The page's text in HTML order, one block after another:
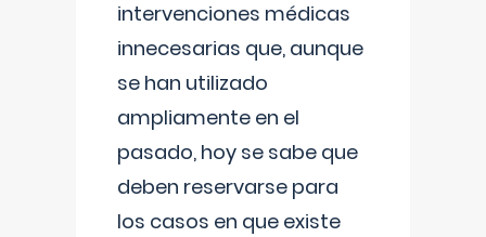
intervenciones médicas
innecesarias que, aunque
se han utilizado
ampliamente en el
pasado, hoy se sabe que
deben reservarse para
los casos en que existe